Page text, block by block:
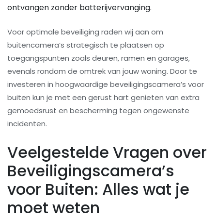
ontvangen zonder batterijvervanging.
Voor optimale beveiliging raden wij aan om
buitencamera’s strategisch te plaatsen op
toegangspunten zoals deuren, ramen en garages,
evenals rondom de omtrek van jouw woning. Door te
investeren in hoogwaardige beveiligingscamera’s voor
buiten kun je met een gerust hart genieten van extra
gemoedsrust en bescherming tegen ongewenste
incidenten.
Veelgestelde Vragen over
Beveiligingscamera’s
voor Buiten: Alles wat je
moet weten